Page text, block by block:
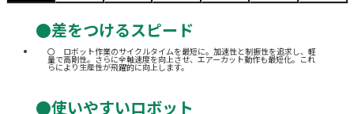
●差をつけるスピード
ロボット作業のサイクルタイムを最短に。加速性と制振性を追求し、軽
量で高剛性。さらに全軸速度を向上させ、エアーカット動作も最短化。これ
らにより生産性が飛躍的に向上します。
●使いやすいロボット